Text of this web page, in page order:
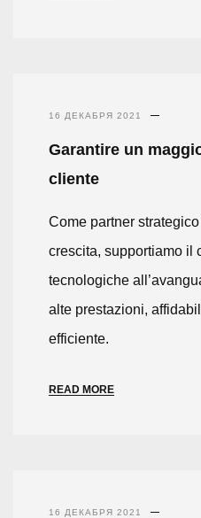
16 ДЕКАБРЯ 2021
Garantire un
cliente
Come partner
crescita, supportiamo il
tecnologiche
alte prestazioni,
efficiente.
READ MORE
16 ДЕКАБРЯ 2021